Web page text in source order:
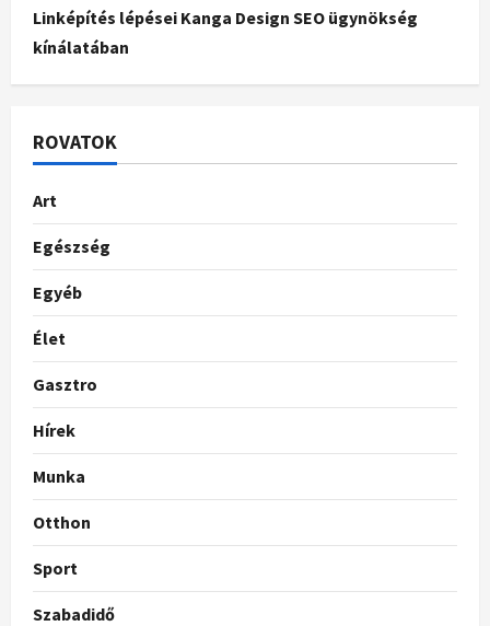
Linképítés lépései Kanga Design SEO ügynökség
kínálatában
ROVATOK
Art
Egészség
Egyéb
Élet
Gasztro
Hírek
Munka
Otthon
Sport
Szabadidő